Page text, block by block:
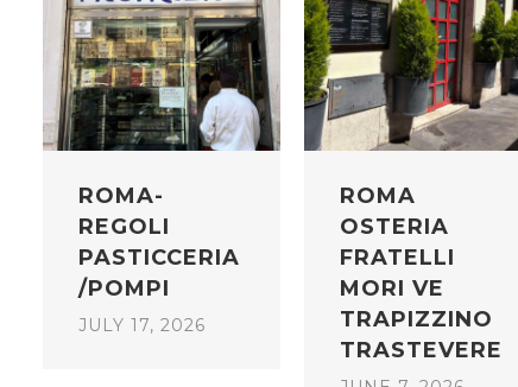
ROMA-
REGOLI
PASTICCERIA
/POMPI
JULY 17, 2026
ROMA
OSTERIA
FRATELLI
MORI VE
TRAPIZZINO
TRASTEVERE